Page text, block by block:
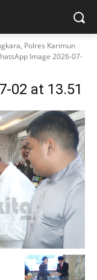
Polres Karimun
Image 2026-07-
02 at 13.51